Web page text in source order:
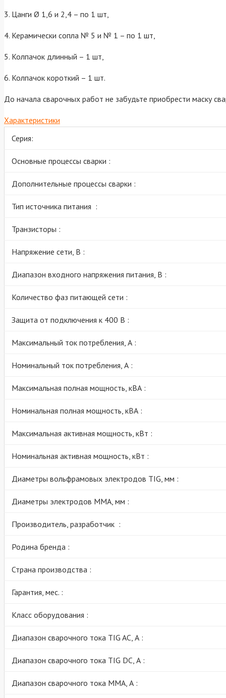
3. Цанги Ø 1,6 и 2,4 – по 1 шт,
4. Керамически сопла № 5 и № 1 – по 1 шт,
5. Колпачок длинный – 1 шт,
6. Колпачок короткий – 1 шт.
До начала сварочных работ не забудьте приобрести маску
Характеристики
Серия:
Основные процессы сварки :
Дополнительные процессы сварки :
Тип источника питания :
Транзисторы :
Напряжение сети, В :
Диапазон входного напряжения питания, В :
Количество фаз питающей сети :
Защита от подключения к 400 В :
Максимальный ток потребления, А :
Номинальный ток потребления, А :
Максимальная полная мощность, кВА :
Номинальная полная мощность, кВА :
Максимальная активная мощность, кВт :
Номинальная активная мощность, кВт :
Диаметры вольфрамовых электродов TIG, мм :
Диаметры электродов MMA, мм :
Производитель, разработчик :
Родина бренда :
Страна производства :
Гарантия, мес. :
Класс оборудования :
Диапазон сварочного тока TIG AC, А :
Диапазон сварочного тока TIG DC, А :
Диапазон сварочного тока MMA, А :